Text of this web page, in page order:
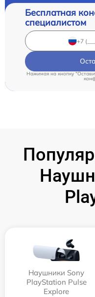
Бесплатная
специалистом
Нажимая на кнопку
Наушники Sony
PlayStation Pulse
Explore